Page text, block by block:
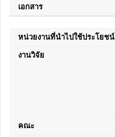
เอกสาร
หน่วยงานที่นำไปใช้ประโยชน์
งานวิจัย
คณะ